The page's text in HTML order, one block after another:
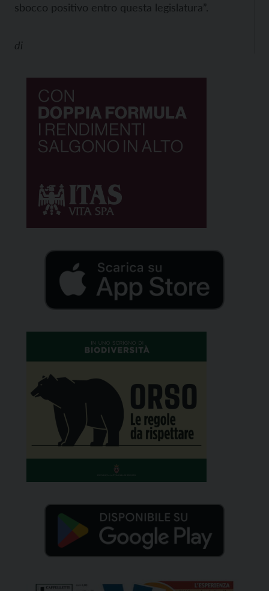
sbocco positivo entro questa legislatura”.
di